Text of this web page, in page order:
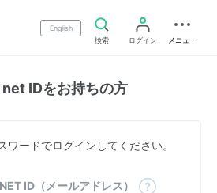
English
検索
ログイン メニュー
IDをお持ちの方
ードでログインしてください。
ID（メールアドレス）